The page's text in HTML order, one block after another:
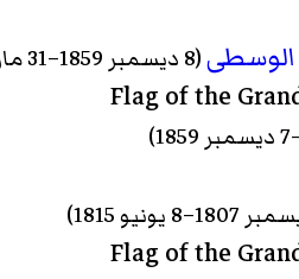
الوسطى(8 ديسمبر 1859–31 مارس 1860)